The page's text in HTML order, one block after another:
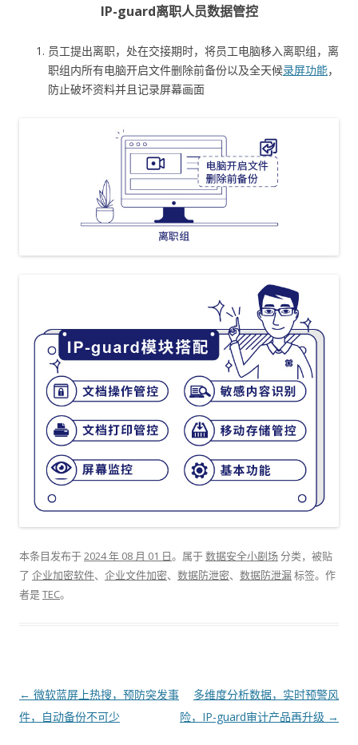
IP-guard离职人员数据管控
员工提出离职，处在交接期时，将员工电脑移入离职组，离
职组内所有电脑开启文件删除前备份以及全天候录屏功能，
防止破坏资料并且记录屏幕画面
本条目发布于2024 年 08 月 01 日。属于数据安全小剧场分类，被贴
了 企业加密软件、 企业文件加密、 数据防泄密、 数据防泄漏标签。 作
者是TEC。
文章导航
← 微软蓝屏上热搜，预防突发事
件，自动备份不可少
多维度分析数据，实时预警风
险，IP-guard审计产品再升级 →